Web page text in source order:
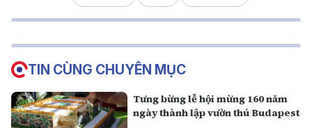
TIN CÙNG CHUYÊN MỤC
Tưng bừng lễ hội mừng 160 năm
ngày thành lập vườn thú Budapest